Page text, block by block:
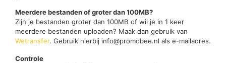
Meerdere bestanden of groter dan 100MB?
Zijn je bestanden groter dan 100MB of wil je in 1 keer
meerdere bestanden uploaden? Maak dan gebruik van
Wetransfer. Gebruik hierbij info@promobee.nl als e-mailadres.
Controle